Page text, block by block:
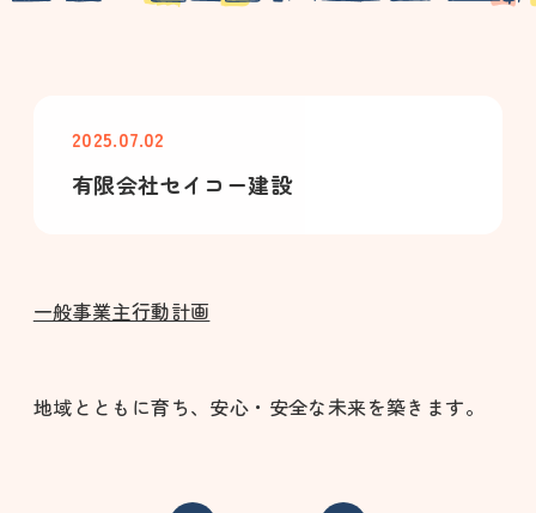
2025.07.02
有限会社セイコー建設
一般事業主行動計画
地域とともに育ち、安心・安全な未来を築きます。